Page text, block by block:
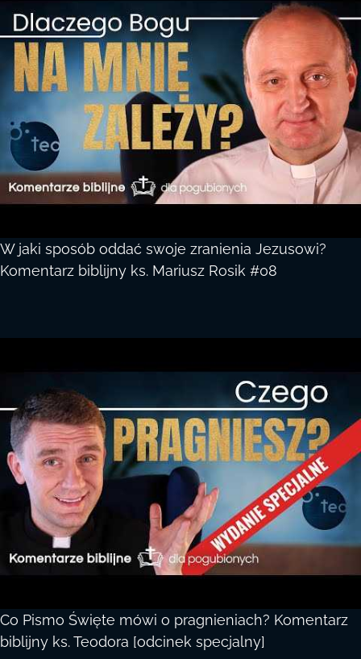
W jaki sposób oddać swoje zranienia Jezusowi?
Komentarz biblijny ks. Mariusz Rosik #08
Co Pismo Święte mówi o pragnieniach? Komentarz
biblijny ks. Teodora [odcinek specjalny]